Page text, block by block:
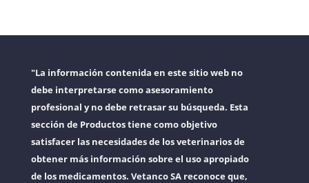
"La información contenida en este sitio web no
debe interpretarse como asesoramiento
profesional y no debe retrasar su búsqueda. Esta
sección de Productos tiene como objetivo
satisfacer las necesidades de los veterinarios de
obtener más información sobre el uso apropiado
de los medicamentos. Vetanco SA reconoce que,